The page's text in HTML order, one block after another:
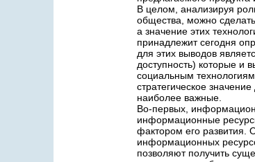
В целом, анализируя
общества, можно
а значение этих
принадлежит сегодня
для этих выводов
доступность) которые и
социальным
стратегическое
наиболее важные.
Во-первых,
информационные
фактором его развития.
информационных
позволяют получить